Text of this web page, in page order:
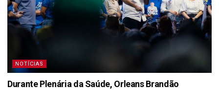
NOTÍCIAS
Durante Plenária da Saúde, Orleans Brandão